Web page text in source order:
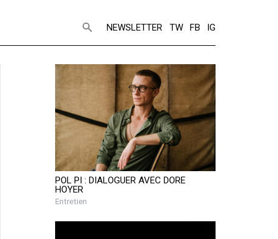
NEWSLETTER TW FB IG
POL PI : DIALOGUER AVEC DORE
HOYER
Entretien